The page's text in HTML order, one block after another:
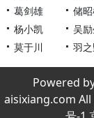
葛剑雄
储
杨小凯
吴
莫于川
羽
Powered
aisixiang.com All